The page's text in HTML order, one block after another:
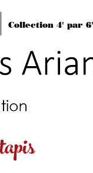
Collection 4' par